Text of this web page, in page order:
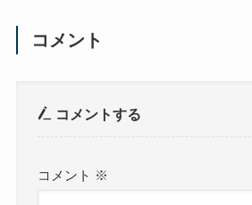
コメント
コメントする
コメント ※